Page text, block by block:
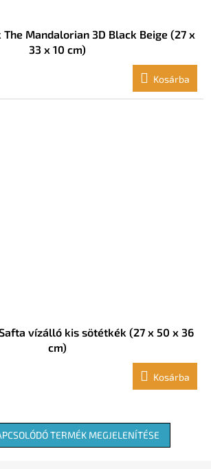
Mandalorian 3D Black Beige (27 x
33 x 10 cm)
Kosárba
vízálló kis sötétkék (27 x 50 x 36
cm)
Kosárba
TERMÉK MEGJELENÍTÉSE